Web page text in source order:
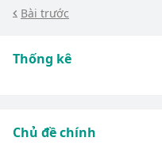
Bài trước
Thống kê
Chủ đề chính